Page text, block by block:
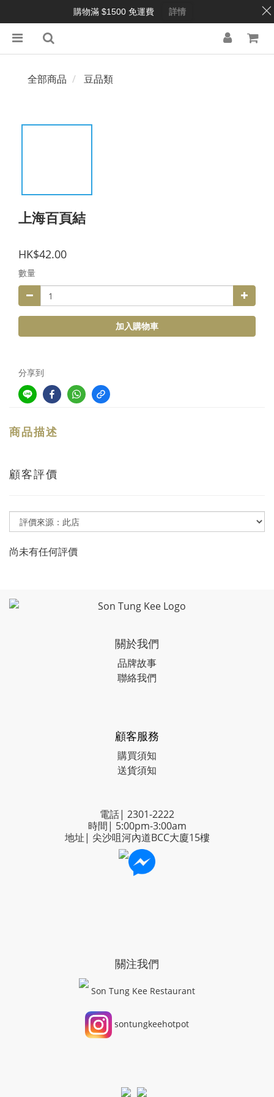
全部商品 豆品類
上海百頁結
HK$42.00
數量
加入購物車
分享到
商品描述
顧客評價
尚未有任何評價
關於我們
品牌故事
聯絡我們
顧客服務
購買須知
送貨須知
電話| 2301-2222
時間| 5:00pm-3:00am
地址| 尖沙咀河內道BCC大廈15樓
關注我們
Son Tung Kee Restaurant
sontungkeehotpot
購物滿 $1500 免運費 詳情